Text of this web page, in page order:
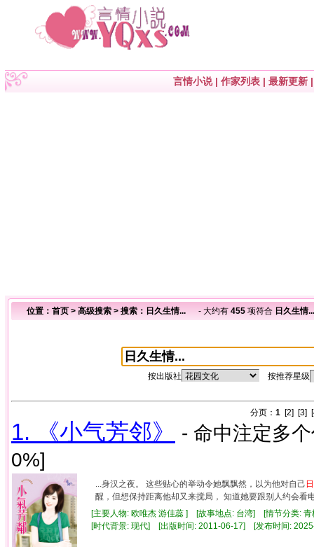
言情小说| 作家列表 | 最新更新
位置： 首页 > 高级搜索 > 搜索：日久生情... - 大约有 455 项符合 日久生情...
按出版社 按推荐星级
分页： 1 [2] [3]
1. 《小气芳邻》
- 命中注定多
0%]
...身汉之夜。 这些贴心的举动令她飘飘然，以为他对自己
醒，但想保持距离他却又来搅局， 知道她要跟别人约会看
[主要人物: 欧唯杰 游佳蕊 ] [故事地点: 台湾] [情节分类: 青
[时代背景: 现代] [出版时间: 2011-06-17] [发布时间: